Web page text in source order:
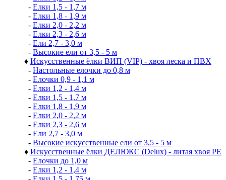
- Елки 1,5 - 1,7 м
- Елки 1,8 - 1,9 м
- Елки 2,0 - 2,2 м
- Елки 2,3 - 2,6 м
- Ели 2,7 - 3,0 м
- Высокие ели от 3,5 - 5 м
♦ Искусственные ёлки ВИП (VIP) - хвоя леска и ПВХ
- Настольные елочки до 0,8 м
- Елочки 0,9 - 1,1 м
- Елки 1,2 - 1,4 м
- Елки 1,5 - 1,7 м
- Елки 1,8 - 1,9 м
- Елки 2,0 - 2,2 м
- Елки 2,3 - 2,6 м
- Ели 2,7 - 3,0 м
- Высокие искусственные ели от 3,5 - 5 м
♦ Искусственные ёлки ДЕЛЮКС (Delux) - литая хвоя РЕ
- Елочки до 1,0 м
- Елки 1,2 - 1,4 м